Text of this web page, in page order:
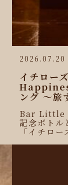
2026.07.20
イチロ
ング 〜
Bar Little
記念ボトル
「イチロ